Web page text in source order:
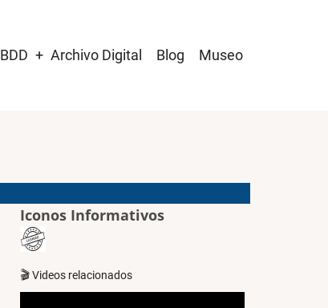
BDD Archivo Digital Blog Museo
Iconos Informativos
🎬 Videos relacionados